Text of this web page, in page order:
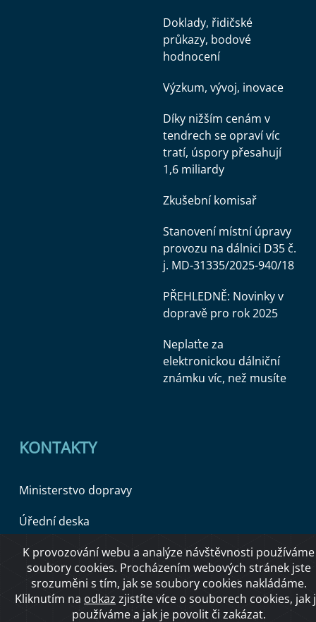
Doklady, řidičské
průkazy, bodové
hodnocení
Výzkum, vývoj, inovace
Díky nižším cenám v
tendrech se opraví víc
tratí, úspory přesahují
1,6 miliardy
Zkušební komisař
Stanovení místní úpravy
provozu na dálnici D35 č.
j. MD-31335/2025-940/18
PŘEHLEDNĚ: Novinky v
dopravě pro rok 2025
Neplaťte za
elektronickou dálniční
známku víc, než musíte
KONTAKTY
Ministerstvo dopravy
Úřední deska
Copyright © 2026 Ministerstvo dopravy ČR
K provozování webu a analýze návštěvnosti používáme
soubory cookies. Procházením webových stránek jste
srozuměni s tím, jak se soubory cookies nakládáme.
Kliknutím na odkaz zjistíte více o souborech cookies, jak
používáme a jak je povolit či zakázat.